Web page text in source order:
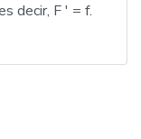
decir, F ′ = f.